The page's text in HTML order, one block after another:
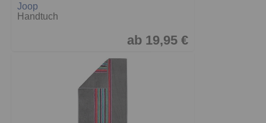
Joop
Handtuch
ab 19,95 €